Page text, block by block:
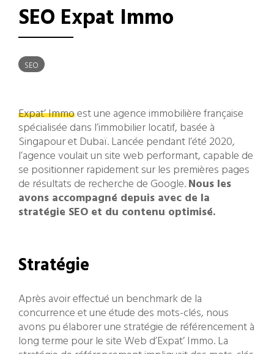
SEO Expat Immo
SEO
Expat’ Immoest une agence immobilière française
spécialisée dans l’immobilier locatif, basée à
Singapour et Dubaï. Lancée pendant l’été 2020,
l’agence voulait un site web performant, capable de
se positionner rapidement sur les premières pages
de résultats de recherche de Google.Nous les
avons accompagné depuis avec de la
stratégie SEO et du contenu optimisé.
Stratégie
Après avoir effectué un benchmark de la
concurrence et une étude des mots-clés, nous
avons pu élaborer une stratégie de référencement à
long terme pour le site Web d’Expat’ Immo. La